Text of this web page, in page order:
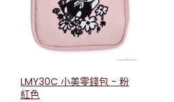
LMY30C 小美零錢包 - 粉
紅色